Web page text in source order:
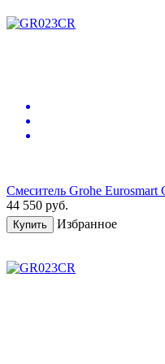
Смеситель Grohe Eurosmart
44 550 руб.
Купить Избранное